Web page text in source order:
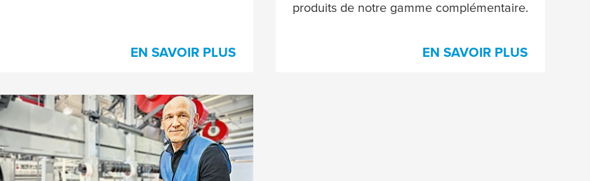
EN SAVOIR PLUS
produits de notre gamme complémentaire.
EN SAVOIR PLUS
Rubans adhésifs spéciaux pour
carton ondulé
Nos rubans adhésifs spéciaux pour